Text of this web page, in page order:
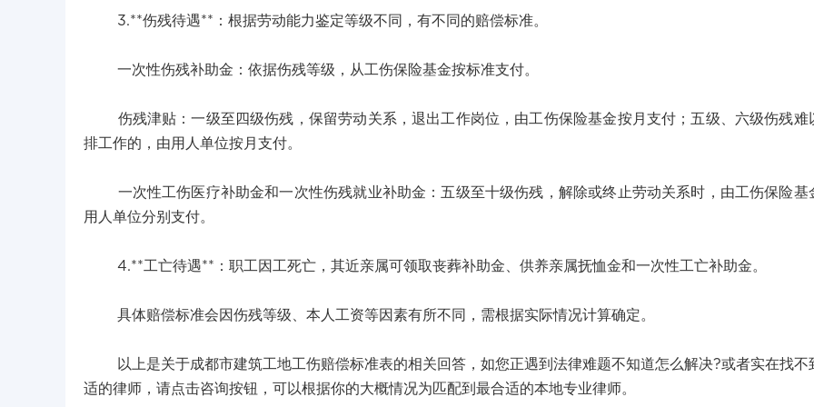
3.**伤残待遇**：根据劳动能力鉴定等级不同，有不同的赔偿标准。
一次性伤残补助金：依据伤残等级，从工伤保险基金按标准支付。
伤残津贴：一级至四级伤残，保留劳动关系，退出工作岗位，由工伤保险基金按月支付；五级、六级伤残难
排工作的，由用人单位按月支付。
一次性工伤医疗补助金和一次性伤残就业补助金：五级至十级伤残，解除或终止劳动关系时，由工伤保险基
用人单位分别支付。
4.**工亡待遇**：职工因工死亡，其近亲属可领取丧葬补助金、供养亲属抚恤金和一次性工亡补助金。
具体赔偿标准会因伤残等级、本人工资等因素有所不同，需根据实际情况计算确定。
以上是关于成都市建筑工地工伤赔偿标准表的相关回答，如您正遇到法律难题不知道怎么解决?或者实在找不
适的律师，请点击咨询按钮，可以根据你的大概情况为匹配到最合适的本地专业律师。